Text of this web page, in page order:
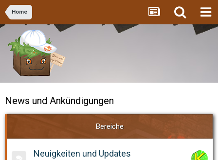
Home
News und Ankündigungen
Bereiche
Neuigkeiten und Updates